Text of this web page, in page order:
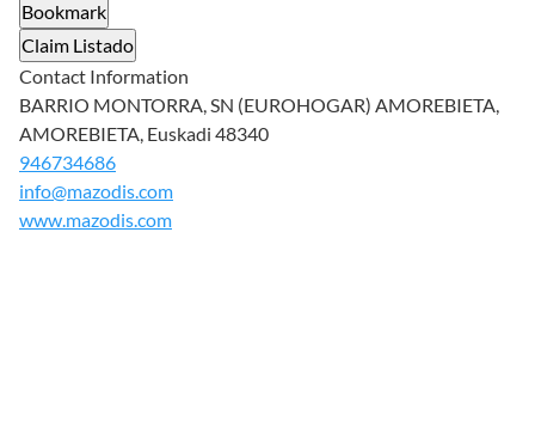
Bookmark
Claim Listado
Contact Information
BARRIO MONTORRA, SN (EUROHOGAR) AMOREBIETA,
AMOREBIETA, Euskadi 48340
946734686
info@mazodis.com
www.mazodis.com